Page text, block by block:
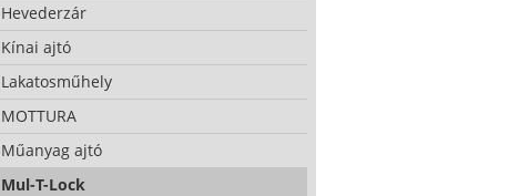
Hevederzár
Kínai ajtó
Lakatosműhely
MOTTURA
Műanyag ajtó
Mul-T-Lock